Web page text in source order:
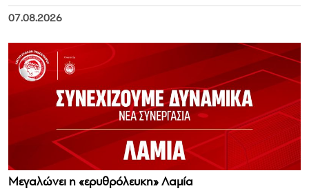
07.08.2026
Μεγαλώνει η «ερυθρόλευκη» Λαμία